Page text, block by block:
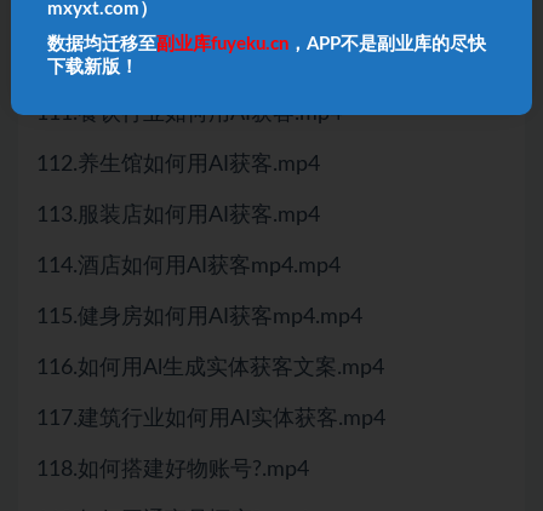
109.3步获取同城精准客源.mp4
110.Al做数字人实体获客.mp4
111.餐饮行业如何用AI获客.mp4
112.养生馆如何用AI获客.mp4
113.服装店如何用AI获客.mp4
114.酒店如何用AI获客mp4.mp4
115.健身房如何用AI获客mp4.mp4
116.如何用Al生成实体获客文案.mp4
117.建筑行业如何用AI实体获客.mp4
118.如何搭建好物账号?.mp4
mxyxt.com）
数据均迁移至副业库fuyeku.cn ，APP不是副业库的尽快
下载新版！